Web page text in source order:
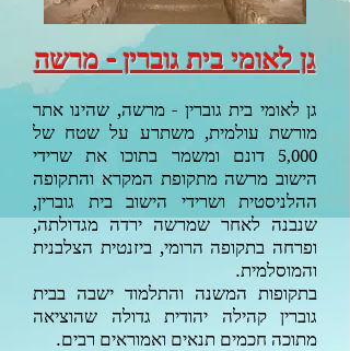
גן לאומי בית גוברין - מרשה
גן לאומי בית גוברין - מרשה, שהינו אתר
מורשת עולמית, משתרע על שטח של
5,000
דונם ומשמר בתוכו את שרידי
הישוב מרשה מתקופת המקרא והתקופה
ההלניסטית ושרידי הישוב בית גוברין,
שנבנה לאחר שמרשה ירדה מגדולתה,
ופרחה בתקופה הרומי, ביזנטית הצלבנית
והמוסלמית.
בתקופות המשנה והתלמוד ישבה בבית
גוברין קהילה יהודית גדולה שהוציאה
מתוכה חכמים תנאים ואמוראים רבים.